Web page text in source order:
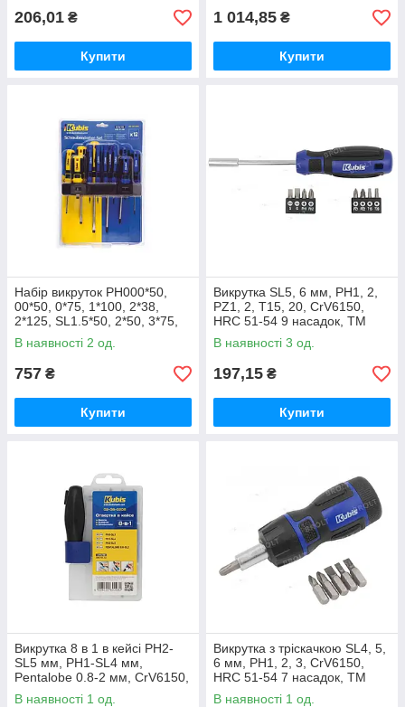
206,01 ₴
Купити
1 014,85 ₴
Купити
Набір викруток PH000*50,
00*50, 0*75, 1*100, 2*38,
2*125, SL1.5*50, 2*50, 3*75,
5*100, 6*38, 6*125 мм
CrV6150 12шг ТМ Kubis
В наявності 2 од.
757 ₴
Купити
Викрутка SL5, 6 мм, PH1, 2,
PZ1, 2, T15, 20, CrV6150,
HRC 51-54 9 насадок, ТМ
Kubis
В наявності 3 од.
197,15 ₴
Купити
Викрутка 8 в 1 в кейсі PH2-
SL5 мм, PH1-SL4 мм,
Pentalobe 0.8-2 мм, CrV6150,
HRC 51-54 ТМ Kubis
В наявності 1 од.
Викрутка з тріскачкою SL4, 5,
6 мм, PH1, 2, 3, CrV6150,
HRC 51-54 7 насадок, ТМ
Kubis
В наявності 1 од.